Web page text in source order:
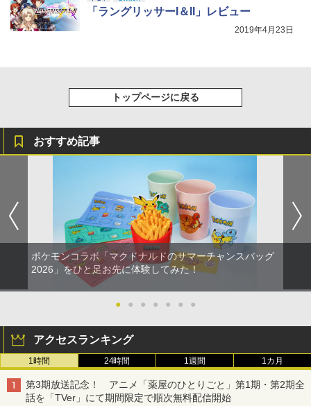
「ラングリッサーI＆II」レビュー
2019年4月23日
トップページに戻る
おすすめ記事
ポケモンコラボ「マクドナルドのサマーチャンスバッグ
2026」をひと足お先に体験してみた！
● ● ● ● ● ● ●
アクセスランキング
1時間 24時間 1週間 1カ月
第3期放送記念！ アニメ「薬屋のひとりごと」第1期・第2期全
話を「TVer」にて期間限定で順次無料配信開始